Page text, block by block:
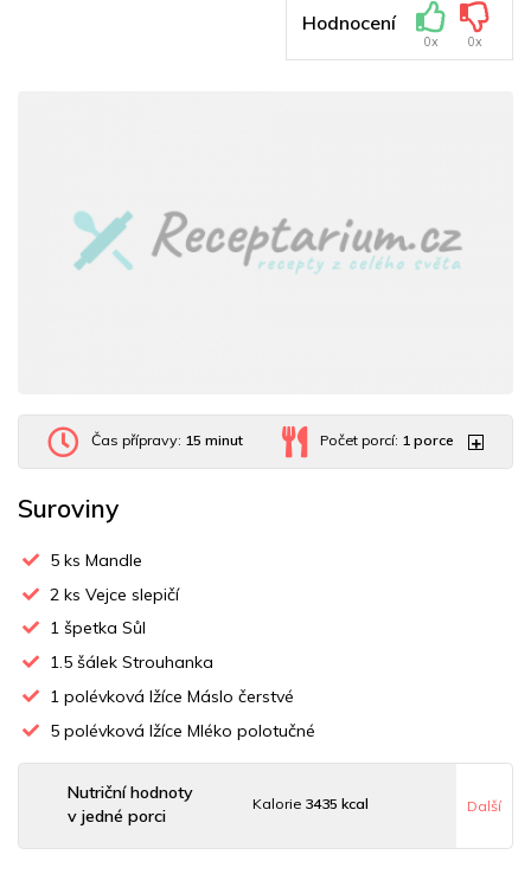
Hodnocení
0x 0x
Čas přípravy: 15 minut Počet porcí: 1 porce
Suroviny
5 ks Mandle
2 ks Vejce slepičí
1 špetka Sůl
1.5 šálek Strouhanka
1 polévková lžíce Máslo čerstvé
5 polévková lžíce Mléko polotučné
Nutriční hodnoty
v jedné porci
Kalorie 3435 kcal Další